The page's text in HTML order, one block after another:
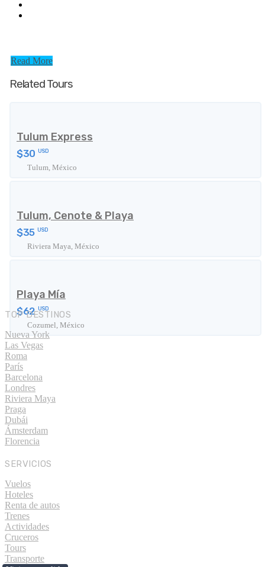
Read More
Related Tours
Tulum Express
$30 USD
Tulum, México
Tulum, Cenote & Playa
$35 USD
Riviera Maya, México
Playa Mía
$62 USD
Cozumel, México
TOP DESTINOS
Nueva York
Las Vegas
Roma
París
Barcelona
Londres
Riviera Maya
Praga
Dubái
Ámsterdam
Florencia
SERVICIOS
Vuelos
Hoteles
Renta de autos
Trenes
Actividades
Cruceros
Tours
Transporte